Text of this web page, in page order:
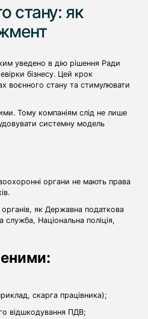
стану: як
уведено в дію рішення Ради
бізнесу. Цей крок
воєнного стану та стимулювати
Тому компаніям слід не лише
системну модель
органи не мають права
як Державна податкова
Національна поліція,
скарга працівника);
відшкодування ПДВ;